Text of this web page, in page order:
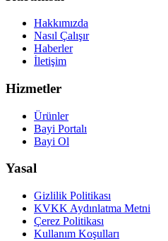
Hakkımızda
Nasıl Çalışır
Haberler
İletişim
Hizmetler
Ürünler
Bayi Portalı
Bayi Ol
Yasal
Gizlilik Politikası
KVKK Aydınlatma Metni
Çerez Politikası
Kullanım Koşulları